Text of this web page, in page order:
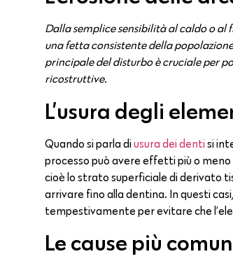
Dalla semplice sensibilità al caldo o al
una fetta consistente della
principale del disturbo è cruciale per
ricostruttive.
L’usura degli
Quando si parla diusura dei denti si
processo può avere effetti più o meno
cioè lo strato superficiale di derivato
arrivare fino alla dentina. In questi
tempestivamente per evitare che
Le cause più